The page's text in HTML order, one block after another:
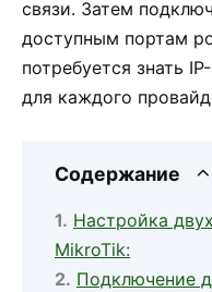
связи. Затем
доступным портам
потребуется знать
для каждого
Содержание
Настройка
MikroTik:
Подключение